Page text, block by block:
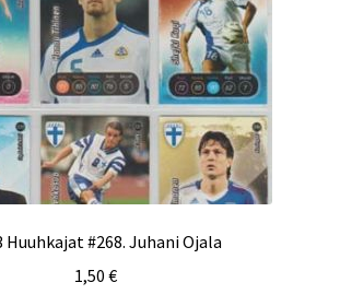
Huuhkajat #268. Juhani Ojala
1,50 €